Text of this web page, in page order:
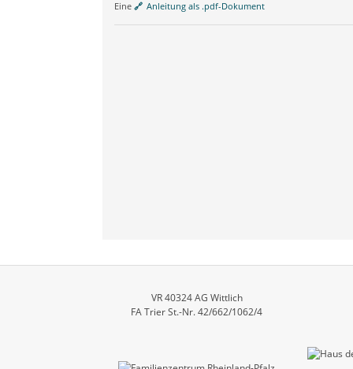
Eine Anleitung als .pdf-Dokument
VR 40324 AG Wittlich
FA Trier St.-Nr. 42/662/1062/4